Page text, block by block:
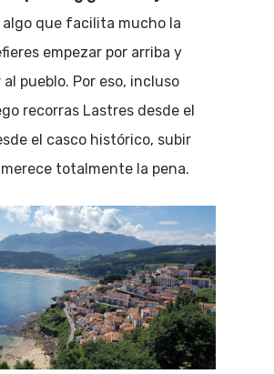
algo que facilita mucho la
empezar por arriba y
al pueblo. Por eso, incluso
recorras Lastres desde el
el casco histórico, subir
totalmente la pena.